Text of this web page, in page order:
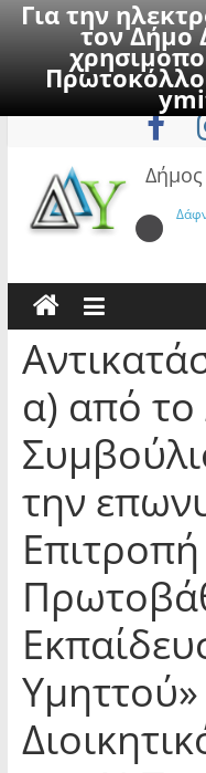
Για την
τον Δήμο
to
Δήμος
α) από το
την